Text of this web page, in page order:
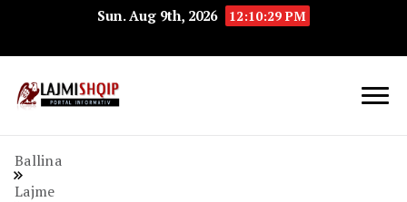
Sun. Aug 9th, 2026 12:10:30 PM
Ballina
Lajme